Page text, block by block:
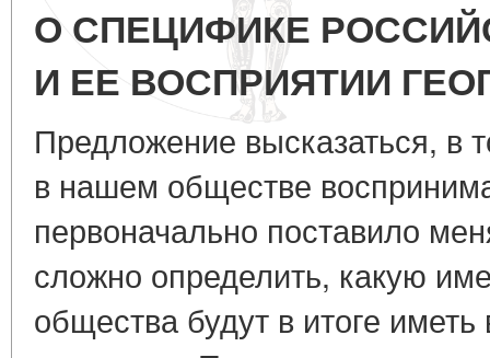
О СПЕЦИФИКЕ
И ЕЕ ВОСПРИЯТИИ
Предложение высказаться, в
в нашем обществе
первоначально поставило
сложно определить, какую
общества будут в итоге иметь